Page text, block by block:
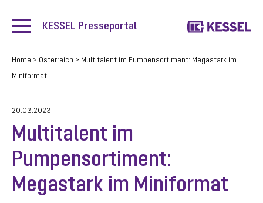
KESSEL Presseportal
Home > Österreich > Multitalent im Pumpensortiment: Megastark im
Miniformat
20.03.2023
Multitalent im
Pumpensortiment:
Megastark im Miniformat